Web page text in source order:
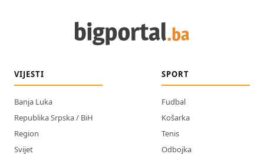
VIJESTI
Banja Luka
Republika Srpska / BiH
Region
Svijet
SPORT
Fudbal
Košarka
Tenis
Odbojka